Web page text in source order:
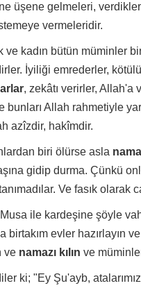
üşene gelmeleri,
vermeleridir.
ve kadın bütün müminler
İyiliği emrederler,
, zekâtı verirler, Allah'a
bunları Allah rahmetiyle
azîzdir, hakîmdir.
biri ölürse asla
gidip durma. Çünkü
Ve fasık olarak
ile kardeşine şöyle
birtakım evler hazırlayın
ve namazı kılın ve
ki; "Ey Şu'ayb,